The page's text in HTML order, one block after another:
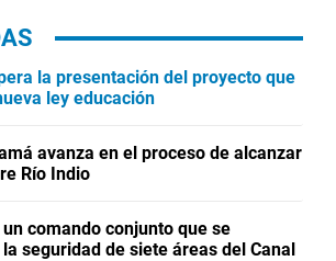
la presentación del proyecto que
ley educación
avanza en el proceso de alcanzar
Río Indio
comando conjunto que se
seguridad de siete áreas del Canal